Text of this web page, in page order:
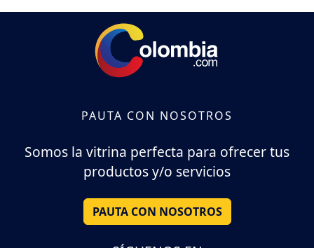
PAUTA CON NOSOTROS
Somos la vitrina perfecta para ofrecer tus
productos y/o servicios
PAUTA CON NOSOTROS